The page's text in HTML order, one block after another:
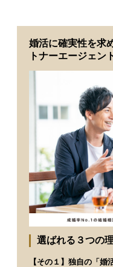
婚活に確実性を求
トナーエージェン
選ばれる３つの
【その１】独自の「